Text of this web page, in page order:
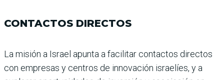
CONTACTOS DIRECTOS
La misión a Israel apunta a facilitar contactos directos
con empresas y centros de innovación israelíes, y a